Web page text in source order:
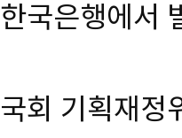
한국은행에서
국회 기획재정